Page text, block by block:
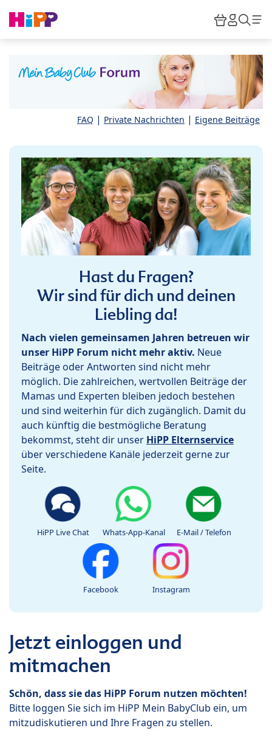
HiPP
FAQ | Private Nachrichten | Eigene Beiträge
Hast du Fragen?
Wir sind für dich und deinen
Liebling da!
Nach vielen gemeinsamen Jahren betreuen wir
unser HiPP Forum nicht mehr aktiv. Neue
Beiträge oder Antworten sind nicht mehr
möglich. Die zahlreichen, wertvollen Beiträge der
Mamas und Experten bleiben jedoch bestehen
und sind weiterhin für dich zugänglich. Damit du
auch künftig die bestmögliche Beratung
bekommst, steht dir unser HiPP Elternservice
über verschiedene Kanäle jederzeit gerne zur
Seite.
HiPP Live Chat Whats-App-Kanal E-Mail / Telefon
Facebook Instagram
Jetzt einloggen und
mitmachen
Schön, dass sie das HiPP Forum nutzen möchten!
Bitte loggen Sie sich im HiPP Mein BabyClub ein, um
mitzudiskutieren und Ihre Fragen zu stellen.